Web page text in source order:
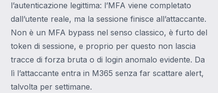
l’autenticazione legittima: l’MFA viene completato
dall’utente reale, ma la sessione finisce all’attaccante.
Non è un MFA bypass nel senso classico, è furto del
token di sessione, e proprio per questo non lascia
tracce di forza bruta o di login anomalo evidente. Da
lì l’attaccante entra in M365 senza far scattare alert,
talvolta per settimane.